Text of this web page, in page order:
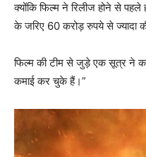
क्योंकि फिल्म ने रिलीज होने से
के जरिए 60 करोड़ रुपये से ज्यादा
फिल्म की टीम से जुड़े एक सूत्र ने
कमाई कर चुके हैं।”